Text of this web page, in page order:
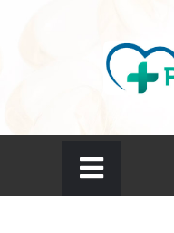
prosca.net